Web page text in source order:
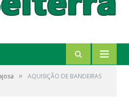
»
AQUISIÇÃO DE BANDEIRAS